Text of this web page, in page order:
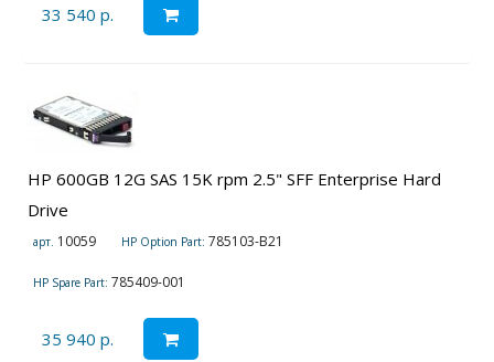
33 540 р.
HP 600GB 12G SAS 15K rpm 2.5" SFF Enterprise Hard
Drive
арт. 10059 HP Option Part: 785103-B21
HP Spare Part: 785409-001
35 940 р.